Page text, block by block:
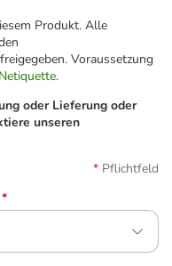
Produkt. Alle
Voraussetzung
Netiquette.
oder Lieferung oder
unseren
Pflichtfeld
*